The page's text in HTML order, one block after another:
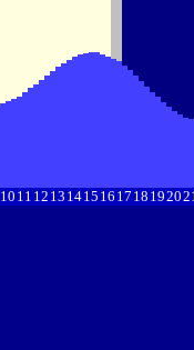
10 11 12 13 1415 16 17 18 1920